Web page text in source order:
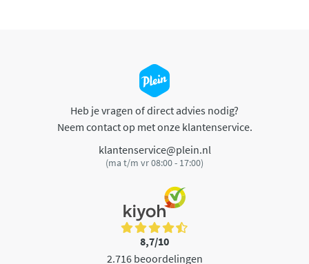
Heb je vragen of direct advies nodig?
Neem contact op met onze klantenservice.
klantenservice@plein.nl
(ma t/m vr 08:00 - 17:00)
8,7/10
2.716 beoordelingen